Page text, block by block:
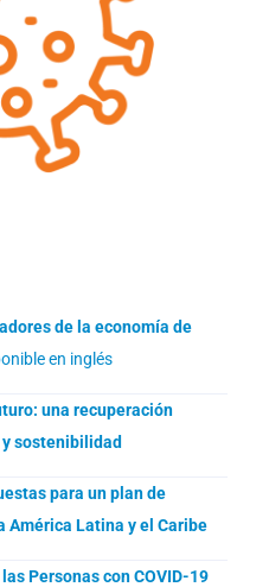
de la economía de
en inglés
una recuperación
sostenibilidad
para un plan de
Latina y el Caribe
Personas con COVID-19